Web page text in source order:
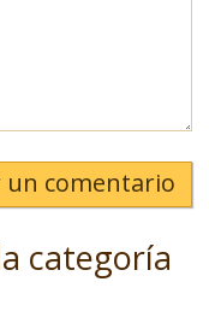
un comentario
categoría